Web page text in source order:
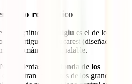
romántico
la magnitud, Cișmigiu es el de los
más antiguo de Bucarest (diseñado en
y romántico inigualable.
No te pierdas la
Rotonda de los
encuentran los bustos de los grandes